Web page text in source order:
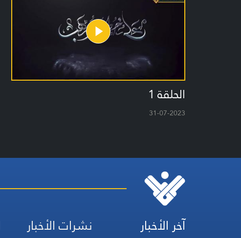
الحلقة 1
31-07-2023
آخر الأخبار نشرات الأخبار